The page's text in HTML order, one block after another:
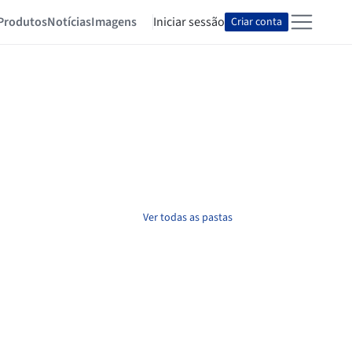
NotíciasImagens Iniciar sessão Criar conta
Ver todas as pastas